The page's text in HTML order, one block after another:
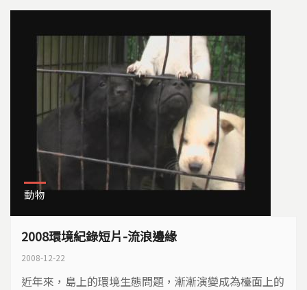
動物
2008環境紀錄短片-流浪邊緣
2008-12-22
近年來，島上的環境生態問題，漸漸演變成為檯面上的